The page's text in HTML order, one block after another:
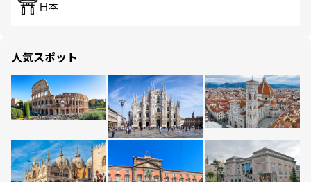
日本
人気スポット